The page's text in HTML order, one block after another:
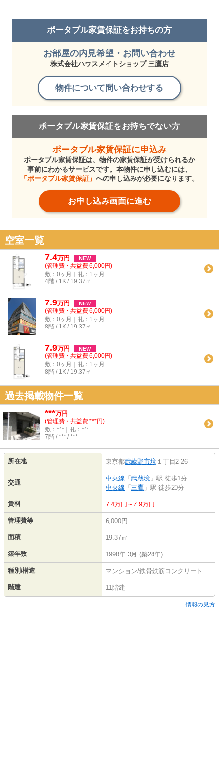
ポータブル家賃保証をお持ちの方
お部屋の内見希望・お問い合わせ
株式会社ハウスメイトショップ 三鷹店
物件について問い合わせする
ポータブル家賃保証をお持ちでない方
ポータブル家賃保証に申込み
ポータブル家賃保証は、物件の家賃保証が受けられるか
事前にわかるサービスです。本物件に申し込むには、
「ポータブル家賃保証」 への申し込みが必要になります。
お申し込み画面に進む
空室一覧
7.4万円 NEW
(管理費・共益費 6,000円)
敷：0ヶ月｜礼：1ヶ月
4階 / 1K / 19.37㎡
7.9万円 NEW
(管理費・共益費 6,000円)
敷：0ヶ月｜礼：1ヶ月
8階 / 1K / 19.37㎡
7.9万円 NEW
(管理費・共益費 6,000円)
敷：0ヶ月｜礼：1ヶ月
8階 / 1K / 19.37㎡
過去掲載物件一覧
***万円
(管理費・共益費 ***円)
敷：***｜礼：***
7階 / *** / ***
所在地 東京都武蔵野市境 １丁目2-26
交通
中央線 「 武蔵境 」駅 徒歩1分
中央線 「 三鷹 」駅 徒歩20分
賃料 7.4万円～7.9万円
管理費等 6,000円
面積 19.37㎡
築年数 1998年 3月 (築28年)
種別/構造 マンション/鉄骨鉄筋コンクリート
階建 11階建
情報の見方